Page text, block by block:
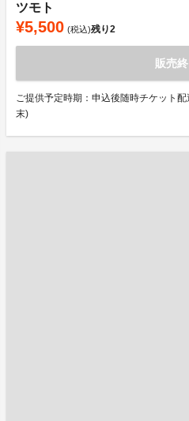
ツモト
¥5,500 (税込)残り2
販売
ご提供予定時期：申込後随時チケット
末)